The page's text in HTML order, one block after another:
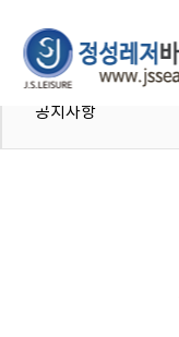
공지사항